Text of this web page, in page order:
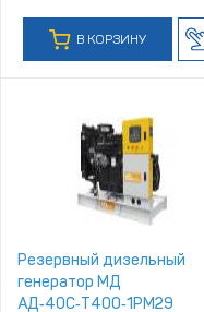
В КОРЗИНУ
Резервный дизельный
генератор МД
АД‑40С‑Т400‑1РМ29